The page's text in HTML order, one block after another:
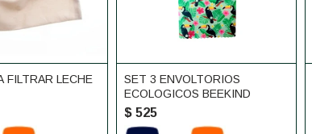
FILTRAR LECHE
SET 3 ENVOLTORIOS
ECOLOGICOS BEEKIND
$ 525